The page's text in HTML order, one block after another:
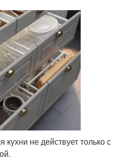
не действует только с